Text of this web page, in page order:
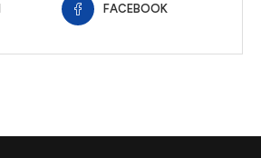
FACEBOOK